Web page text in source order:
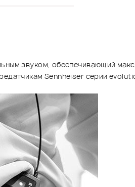
звуком, обеспечивающий
Sennheiser серии